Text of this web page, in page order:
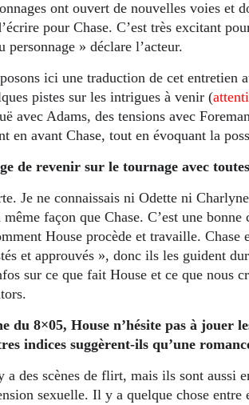
ont ouvert de nouvelles voies et
pour Chase. C’est très excitant
personnage » déclare l’acteur.
ici une traduction de cet entretien
pistes sur les intrigues à venir (
avec Adams, des tensions avec
en avant Chase, tout en évoquant la
de revenir sur le tournage avec
Je ne connaissais ni Odette ni
façon que Chase. C’est une bonne
House procède et travaille. Chase
et approuvés », donc ils les guident
sur ce que fait House et ce que nous
du 8×05, House n’hésite pas à jouer
indices suggèrent-ils qu’une
des scènes de flirt, mais ils sont aussi
sexuelle. Il y a quelque chose entre